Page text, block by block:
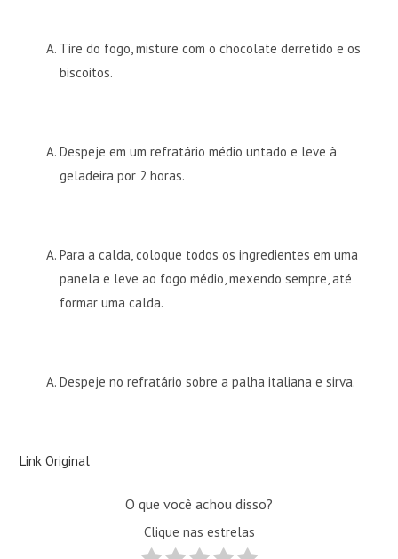
Tire do fogo, misture com o chocolate derretido e os
biscoitos.
Despeje em um refratário médio untado e leve à
geladeira por 2 horas.
Para a calda, coloque todos os ingredientes em uma
panela e leve ao fogo médio, mexendo sempre, até
formar uma calda.
Despeje no refratário sobre a palha italiana e sirva.
Link Original
O que você achou disso?
Clique nas estrelas